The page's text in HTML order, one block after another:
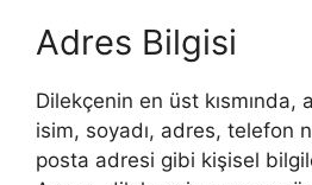
Adres Bilgisi
Dilekçenin en üst kısmında,
isim, soyadı, adres, telefon
posta adresi gibi kişisel